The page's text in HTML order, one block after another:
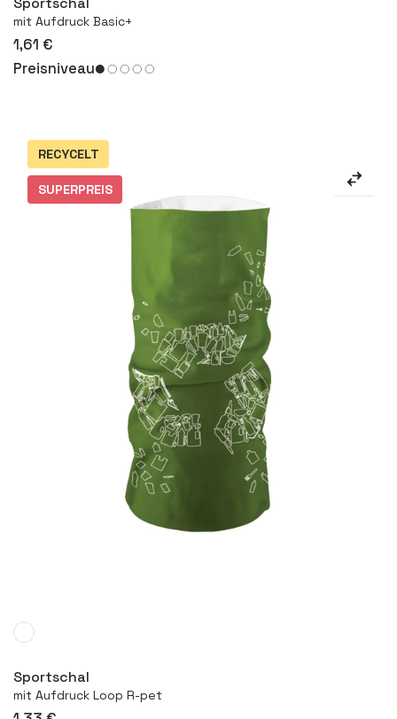
mit Aufdruck Basic+
1,61 €
Preisniveau
Sportschal
mit Aufdruck Loop R-pet
RECYCELT
SUPERPREIS